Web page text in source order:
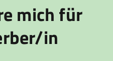
mich für
in